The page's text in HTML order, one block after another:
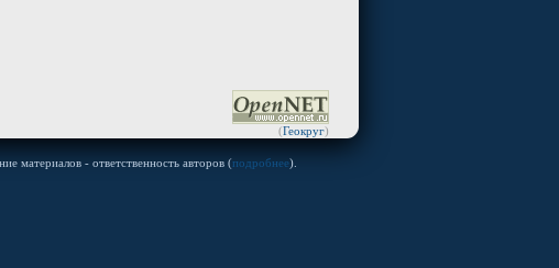
(Геокруг)
материалов - ответственность авторов (подробнее).